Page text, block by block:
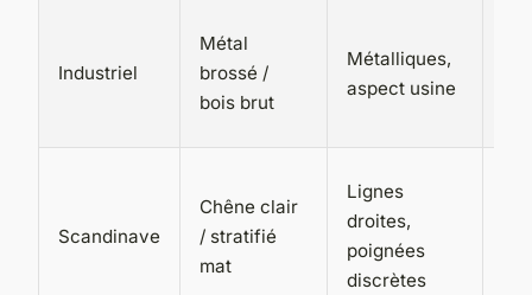
Industriel
Métal
brossé /
bois brut
Métalliques,
aspect usine
Scandinave
Chêne clair
/ stratifié
mat
Lignes
droites,
poignées
discrètes